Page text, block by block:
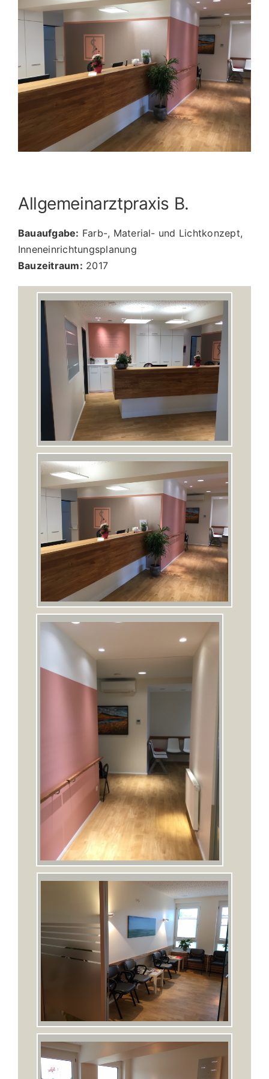
Image
Allgemeinarztpraxis B.
Bauaufgabe: Farb-, Material- und Lichtkonzept,
Inneneinrichtungsplanung
Bauzeitraum: 2017